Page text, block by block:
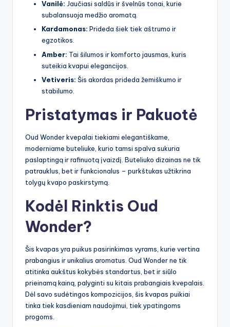
Vanilė: Jaučiasi saldūs ir švelnūs tonai, kurie
subalansuoja medžio aromatą.
Kardamonas: Prideda šiek tiek aštrumo ir
egzotikos.
Amber: Tai šilumos ir komforto jausmas, kuris
suteikia kvapui elegancijos.
Vetiveris: Šis akordas prideda žemiškumo ir
stabilumo.
Pristatymas ir Pakuotė
Oud Wonder kvepalai tiekiami elegantiškame,
moderniame buteliuke, kurio tamsi spalva sukuria
paslaptingą ir rafinuotą įvaizdį. Buteliuko dizainas ne tik
patrauklus, bet ir funkcionalus – purkštukas užtikrina
tolygų kvapo paskirstymą.
Kodėl Rinktis Oud
Wonder?
Šis kvapas yra puikus pasirinkimas vyrams, kurie vertina
prabangius ir unikalius aromatus. Oud Wonder ne tik
atitinka aukštus kokybės standartus, bet ir siūlo
prieinamą kainą, palyginti su kitais prabangiais kvepalais.
Dėl savo sudėtingos kompozicijos, šis kvapas puikiai
tinka tiek kasdieniam naudojimui, tiek ypatingoms
progoms.